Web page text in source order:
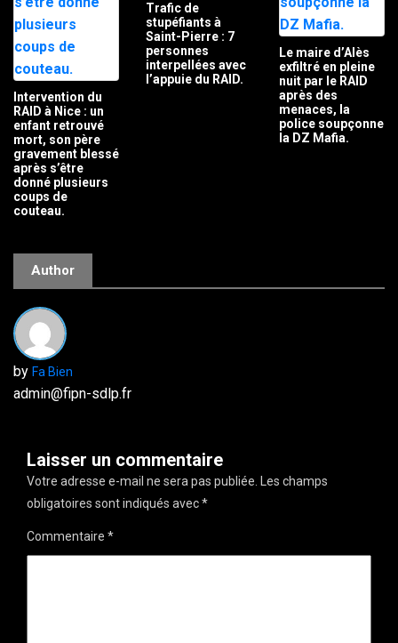
Intervention du
RAID à Nice : un
enfant retrouvé
mort, son père
gravement blessé
après s’être
donné plusieurs
coups de
couteau.
Trafic de
stupéfiants à
Saint-Pierre : 7
personnes
interpellées avec
l’appuie du RAID.
Le maire d’Alès
exfiltré en pleine
nuit par le RAID
après des
menaces, la
police soupçonne
la DZ Mafia.
Author
by Fa Bien
admin@fipn-sdlp.fr
Laisser un commentaire
Votre adresse e-mail ne sera pas publiée. Les champs
obligatoires sont indiqués avec*
Commentaire *